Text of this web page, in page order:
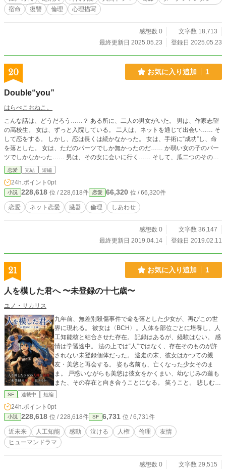
ける。「お前は人殺しだ。血に塗れた手で、何を語れるの
か？」 己の「業」と、人間としての「正義」の間で激しく葛
るのか？ そして、この避けられない対決の先に、彼が見出す
宿命
復讐 倫理 心理描写
感想数 0
文字数 18,713
最終更新日 2025.05.23
登録日 2025.05.23
20 お気に入り追加 1
Double“you”
はらぺこおねこ。
こんな話は、どうだろう……？ ある所に、二人の男女がいた。 男は、作家志望
の高校生。 女は、ずっと入院している。 二人は、ネットを通じて出会い…… そ
して恋をする。 しかし、恋は長くは続かなかった。 女は、手術に“成功”し、命
を落とした。 女は、ただのパーツでしか無かったのだ…… か弱い女の子のパー
ツでしかなかった…… 男は、その女に会いに行く…… そして、瓜二つのその女
の子に恋をしていく話。 この話は、何処にでもある普通の話。 そう、何処にで
もある普通の話なんだ……
恋愛 完結 短編
24h.ポイント 0pt
小説 228,618 位 / 228,618件 恋愛 66,320 位 / 66,320件
恋愛 ネット恋愛 臓器 倫理 しあわせ
感想数 0
文字数 36,147
最終更新日 2019.04.14
登録日 2019.02.11
21 お気に入り追加 1
人を模した君へ 〜未登録の十七歳〜
ユノ・サカリス
九年前、無差別殺傷事件で命を落とした少女が、再びこの世
界に現れる。 彼女は〈BCH〉。人体を部位ごとに培養し、人
工知能核と結合させた存在。 記録はあるが、経験はない。 感
情は学習途中。 法の上では“人”ではなく、存在そのものが許
されない未登録個体だった。 逃走の末、彼女はかつての親
友・美悠と再会する。 姿も名前も、亡くなった少女そのま
ま。 戸惑いながらも美悠は彼女をかくまい、幼なじみの蓮も
また、その存在と向き合うことになる。 笑うこと。 悲しむこ
と。 誰かを想い、誰かと過ごすこと。 人との日々の中で、少
く。 しかし、社会は彼女を”人”ではなく”物”として扱い、その
存在を認めようとはしない。 人とは何か。 命とは何か。 そ
して、人権とは誰のためにあるのか。 これは、人を模して造
られた一人の少女が、自らの存在意義を問いながら、生きる
意味を見つけていく物語。
SF 連載中 短編
24h.ポイント 0pt
小説 228,618 位 / 228,618件 SF 6,731 位 / 6,731件
近未来 人工知能 感動 泣ける 人権 倫理
友情
ヒューマンドラマ
感想数 0
文字数 29,515